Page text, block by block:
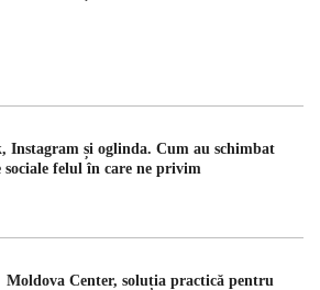
Instagram și oglinda. Cum au schimbat
sociale felul în care ne privim
Moldova Center, soluția practică pentru